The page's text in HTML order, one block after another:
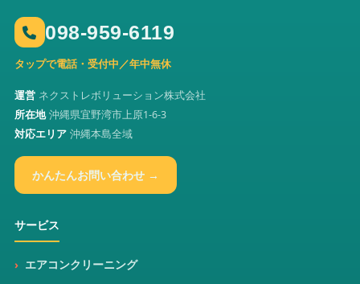
098-959-6119
タップで電話・受付中／年中無休
運営 ネクストレボリューション株式会社
所在地 沖縄県宜野湾市上原1-6-3
対応エリア 沖縄本島全域
かんたんお問い合わせ →
サービス
エアコンクリーニング